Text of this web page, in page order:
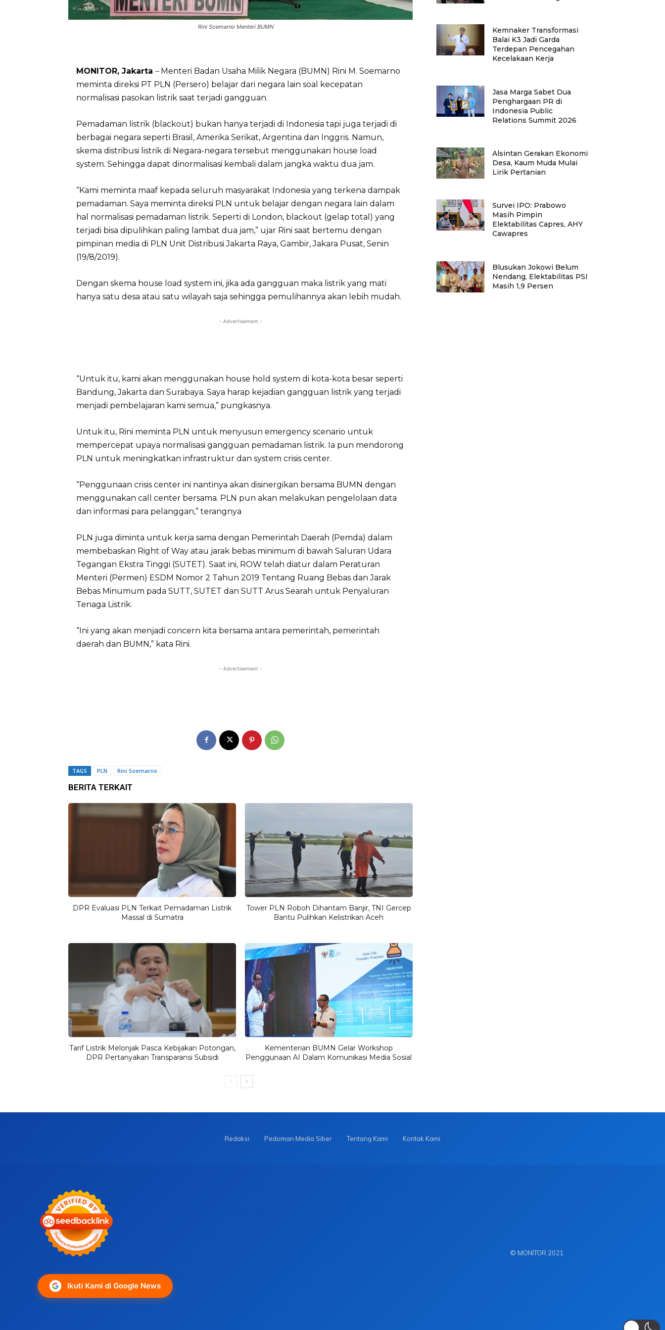
Rini Soemarno Menteri BUMN
MONITOR, Jakarta –Menteri Badan Usaha Milik Negara (BUMN) Rini M. Soemarno
meminta direksi PT PLN (Persero) belajar dari negara lain soal kecepatan
normalisasi pasokan listrik saat terjadi gangguan.
Pemadaman listrik (blackout) bukan hanya terjadi di Indonesia tapi juga terjadi di
berbagai negara seperti Brasil, Amerika Serikat, Argentina dan Inggris. Namun,
skema distribusi listrik di Negara-negara tersebut menggunakan house load
system. Sehingga dapat dinormalisasi kembali dalam jangka waktu dua jam.
“Kami meminta maaf kepada seluruh masyarakat Indonesia yang terkena dampak
pemadaman. Saya meminta direksi PLN untuk belajar dengan negara lain dalam
hal normalisasi pemadaman listrik. Seperti di London, blackout (gelap total) yang
terjadi bisa dipulihkan paling lambat dua jam,” ujar Rini saat bertemu dengan
pimpinan media di PLN Unit Distribusi Jakarta Raya, Gambir, Jakara Pusat, Senin
(19/8/2019).
Dengan skema house load system ini, jika ada gangguan maka listrik yang mati
hanya satu desa atau satu wilayah saja sehingga pemulihannya akan lebih mudah.
- Advertisement -
“Untuk itu, kami akan menggunakan house hold system di kota-kota besar seperti
Bandung, Jakarta dan Surabaya. Saya harap kejadian gangguan listrik yang terjadi
menjadi pembelajaran kami semua,” pungkasnya.
Untuk itu, Rini meminta PLN untuk menyusun emergency scenario untuk
mempercepat upaya normalisasi gangguan pemadaman listrik. Ia pun mendorong
PLN untuk meningkatkan infrastruktur dan system crisis center.
“Penggunaan crisis center ini nantinya akan disinergikan bersama BUMN dengan
menggunakan call center bersama. PLN pun akan melakukan pengelolaan data
dan informasi para pelanggan,” terangnya
PLN juga diminta untuk kerja sama dengan Pemerintah Daerah (Pemda) dalam
membebaskan Right of Way atau jarak bebas minimum di bawah Saluran Udara
Tegangan Ekstra Tinggi (SUTET). Saat ini, ROW telah diatur dalam Peraturan
Menteri (Permen) ESDM Nomor 2 Tahun 2019 Tentang Ruang Bebas dan Jarak
Bebas Minumum pada SUTT, SUTET dan SUTT Arus Searah untuk Penyaluran
Tenaga Listrik.
“Ini yang akan menjadi concern kita bersama antara pemerintah, pemerintah
daerah dan BUMN,” kata Rini.
- Advertisement -
TAGS PLN Rini Soemarno
BERITA TERKAIT
DPR Evaluasi PLN Terkait Pemadaman Listrik
Massal di Sumatra
Tower PLN Roboh Dihantam Banjir, TNI Gercep
Bantu Pulihkan Kelistrikan Aceh
Tarif Listrik Melonjak Pasca Kebijakan Potongan,
DPR Pertanyakan Transparansi Subsidi
Kementerian BUMN Gelar Workshop
Penggunaan AI Dalam Komunikasi Media Sosial
Kemnaker Transformasi
Balai K3 Jadi Garda
Terdepan Pencegahan
Kecelakaan Kerja
Jasa Marga Sabet Dua
Penghargaan PR di
Indonesia Public
Relations Summit 2026
Alsintan Gerakan Ekonomi
Desa, Kaum Muda Mulai
Lirik Pertanian
Survei IPO: Prabowo
Masih Pimpin
Elektabilitas Capres, AHY
Cawapres
Blusukan Jokowi Belum
Nendang, Elektabilitas PSI
Masih 1,9 Persen
Redaksi Pedoman Media Siber Tentang Kami Kontak Kami
Ikuti Kami di Google News
© MONITOR 2021